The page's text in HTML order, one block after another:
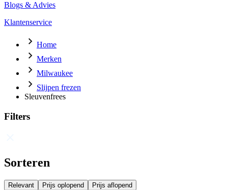
Blogs & Advies
Klantenservice
Home
Merken
Milwaukee
Slijpen frezen
Sleuvenfrees
Filters
Sorteren
Relevant Prijs oplopend Prijs aflopend